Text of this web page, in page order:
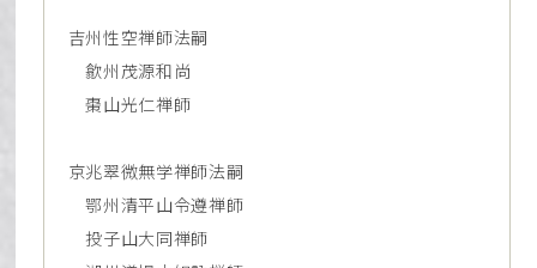
吉州性空禅師法嗣
歙州茂源和尚
棗山光仁禅師
京兆翠微無学禅師法嗣
鄂州清平山令遵禅師
投子山大同禅師